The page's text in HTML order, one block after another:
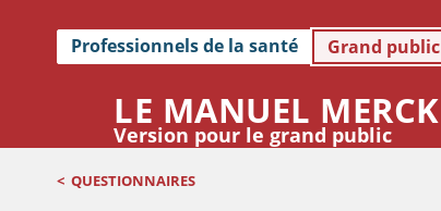
Professionnels de la santé Grand public
LE MANUEL MERCK
Version pour le grand public
< QUESTIONNAIRES